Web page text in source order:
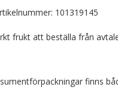
101319145
frukt att beställa från
finns